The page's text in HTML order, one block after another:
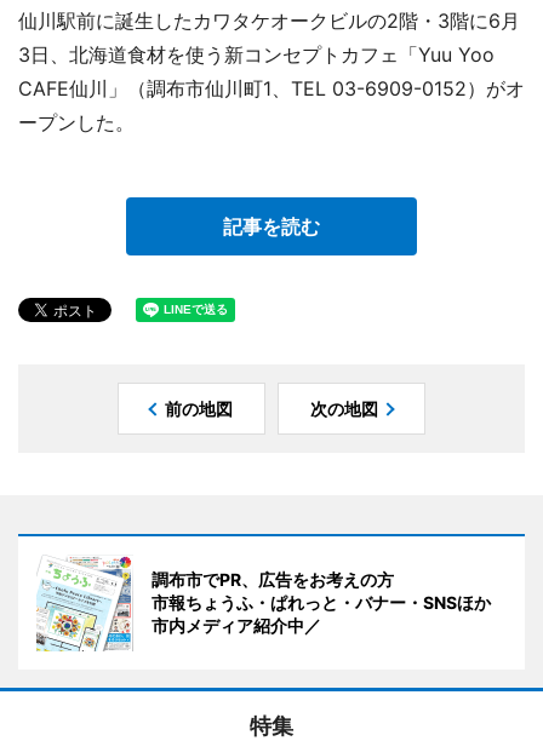
仙川駅前に誕生したカワタケオークビルの2階・3階に6月
3日、北海道食材を使う新コンセプトカフェ「Yuu Yoo
CAFE仙川」（調布市仙川町1、TEL 03-6909-0152）がオ
ープンした。
記事を読む
前の地図 次の地図
調布市でPR、広告をお考えの方
市報ちょうふ・ぱれっと・バナー・SNSほか
市内メディア紹介中／
特集